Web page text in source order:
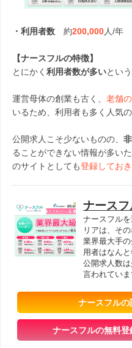
・利用者数約200,000人/年
【ナースフルの特徴】
とにかく 利用者数が多いとい
運営母体の創業も古く、 老舗
いるため、利用者も多く人気の
公開求人こそ少ないものの、
ることができない情報が多い
のサイトとしても登録してお
ナースフ
ナースフル
リアは、そ
業界最大手
用者はなんと
公開求人数
言われていま
ナースフルの
ナースフルの無料登